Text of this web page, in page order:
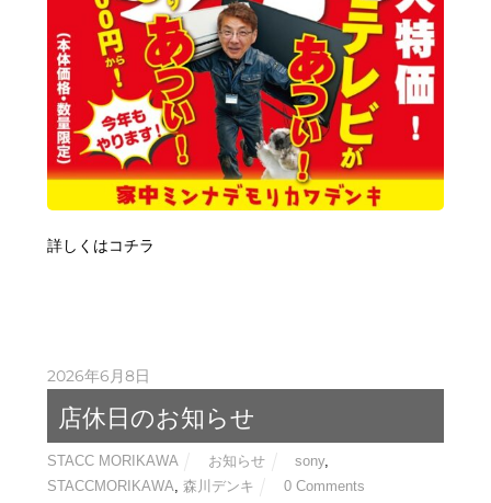
詳しくはコチラ
2026年6月8日
店休日のお知らせ
STACC MORIKAWA お知らせ sony,
STACCMORIKAWA 森川デンキ 0 Comments